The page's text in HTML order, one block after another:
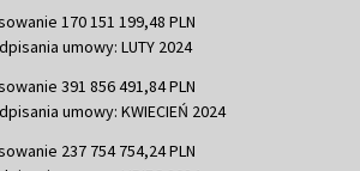
170 151 199,48 PLN
umowy: LUTY 2024
391 856 491,84 PLN
umowy: KWIECIEŃ 2024
237 754 754,24 PLN